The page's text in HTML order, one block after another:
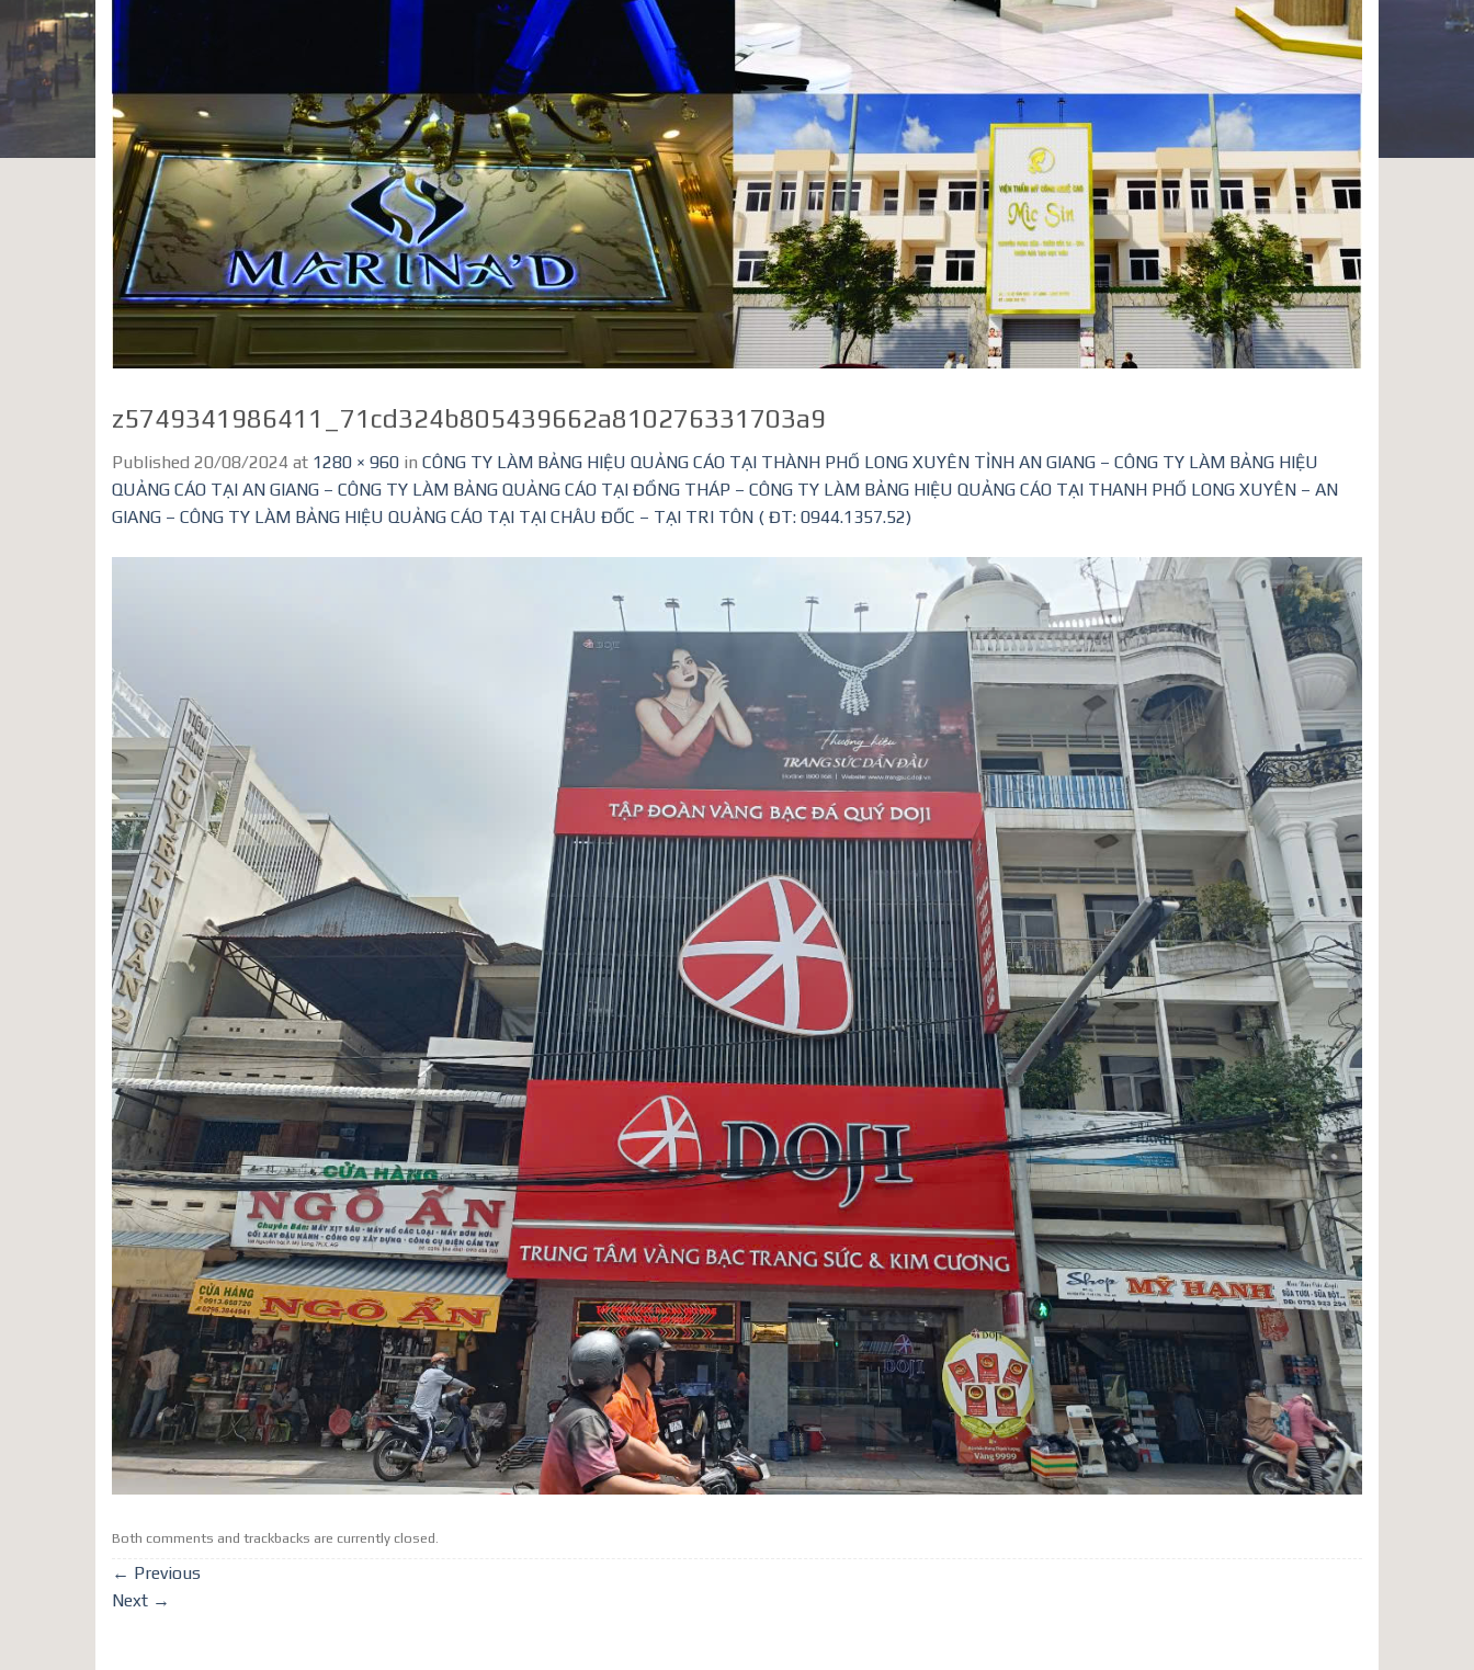
z5749341986411_71cd324b805439662a810276331703a9
Published 20/08/2024 at 1280 × 960 in CÔNG TY LÀM BẢNG HIỆU QUẢNG CÁO TẠI THÀNH PHỐ LONG XUYÊN TỈNH AN GIANG – CÔNG TY LÀM BẢNG HIỆU
QUẢNG CÁO TẠI AN GIANG – CÔNG TY LÀM BẢNG QUẢNG CÁO TẠI ĐỒNG THÁP – CÔNG TY LÀM BẢNG HIỆU QUẢNG CÁO TẠI THANH PHỐ LONG XUYÊN – AN
GIANG – CÔNG TY LÀM BẢNG HIỆU QUẢNG CÁO TẠI TẠI CHÂU ĐỐC – TẠI TRI TÔN ( ĐT: 0944.1357.52)
Both comments and trackbacks are currently closed.
← Previous
Next →